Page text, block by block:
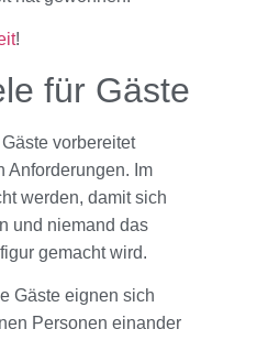
!
für Gäste
vorbereitet
Anforderungen. Im
werden, damit sich
und niemand das
gemacht wird.
Gäste eignen sich
Personen einander